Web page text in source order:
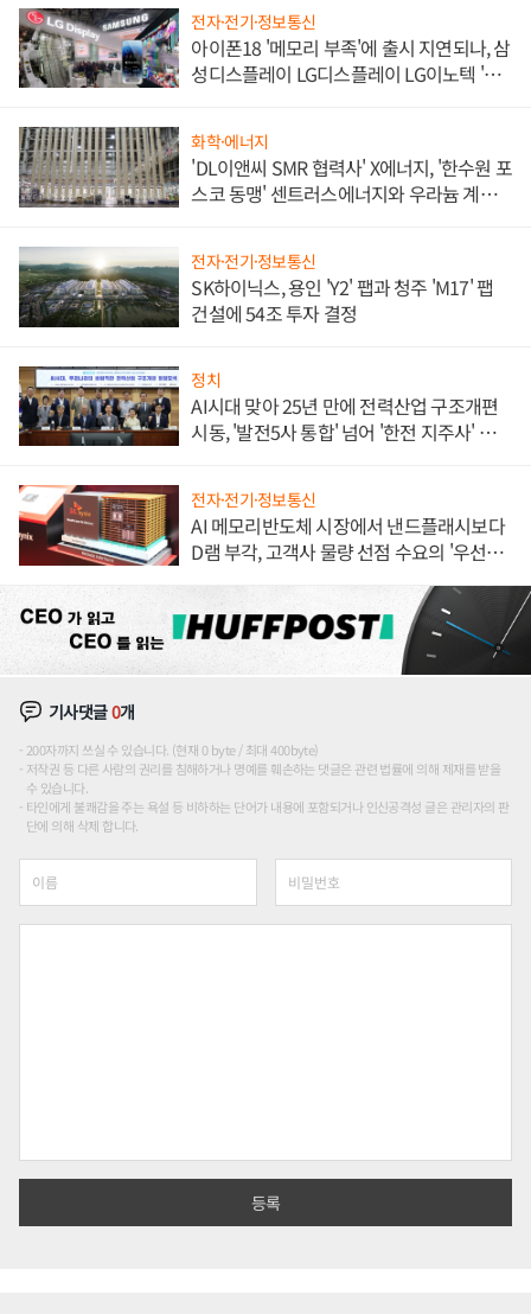
전자·전기·정보통신
아이폰18 '메모리 부족'에 출시 지연되나, 삼
성디스플레이 LG디스플레이 LG이노텍 '탈
화학·에너지
'DL이앤씨 SMR 협력사' X에너지, '한수원 포
스코 동맹' 센트러스에너지와 우라늄 계약
전자·전기·정보통신
SK하이닉스, 용인 'Y2' 팹과 청주 'M17' 팹
건설에 54조 투자 결정
정치
AI시대 맞아 25년 만에 전력산업 구조개편
시동, '발전5사 통합' 넘어 '한전 지주사' 재편
전자·전기·정보통신
AI 메모리반도체 시장에서 낸드플래시보다
D램 부각, 고객사 물량 선점 수요의 '우선순
기사댓글0개
200자까지 쓰실 수 있습니다. (현재 0 byte / 최대 400byte)
저작권 등 다른 사람의 권리를 침해하거나 명예를 훼손하는 댓글은 관련 법률에 의해 제재를 받을
수 있습니다.
타인에게 불쾌감을 주는 욕설 등 비하하는 단어가 내용에 포함되거나 인신공격성 글은 관리자의 판
단에 의해 삭제 합니다.